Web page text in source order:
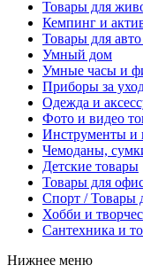
Товары для
Кемпинг и
Товары для
Умный дом
Умные часы и
Приборы за
Одежда и
Фото и видео
Инструменты и
Чемоданы,
Детские товары
Товары для
Спорт / Товары
Хобби и
Сантехника и
Нижнее меню